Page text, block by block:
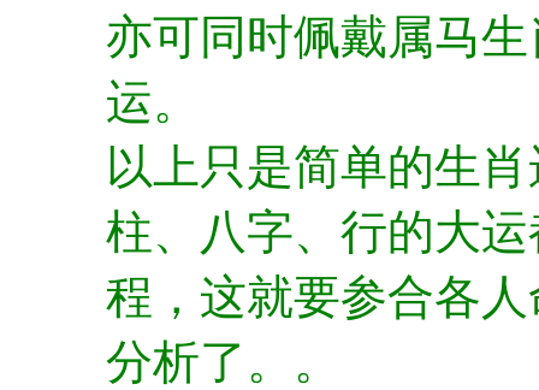
亦可同时佩戴属马
运。
以上只是简单的生
柱、八字、行的大
程，这就要参合各
分析了。。